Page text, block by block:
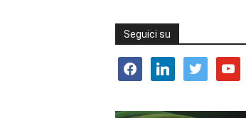
Seguici su
facebooklinkedin twitter youtube